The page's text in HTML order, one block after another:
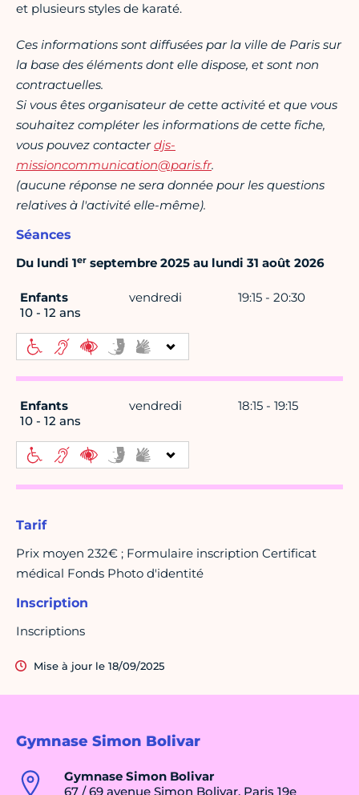
Gymnase Simon Bolivar
Gymnase Simon Bolivar
67 / 69 avenue Simon Bolivar, Paris 19e
et plusieurs styles de karaté.
Ces informations sont diffusées par la ville de Paris sur
la base des éléments dont elle dispose, et sont non
contractuelles.
Si vous êtes organisateur de cette activité et que vous
souhaitez compléter les informations de cette fiche,
vous pouvez contacterdjs-
missioncommunication@paris.fr.
(aucune réponse ne sera donnée pour les questions
relatives à l'activité elle-même).
Séances
Du lundi 1er septembre 2025 au lundi 31 août 2026
Enfants
10 - 12 ans
vendredi 19:15 - 20:30
Enfants
10 - 12 ans
vendredi 18:15 - 19:15
Tarif
Prix moyen 232€ ; Formulaire inscription Certificat
médical Fonds Photo d'identité
Inscription
Inscriptions
Mise à jour le 18/09/2025